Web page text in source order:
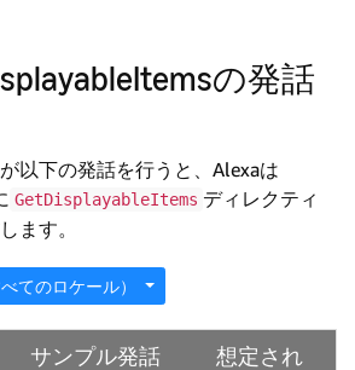
の発話
以下の発話を行うと、Alexaは
GetDisplayableItems ディレクティ
ます。
てのロケール）
サンプル発話
想定され